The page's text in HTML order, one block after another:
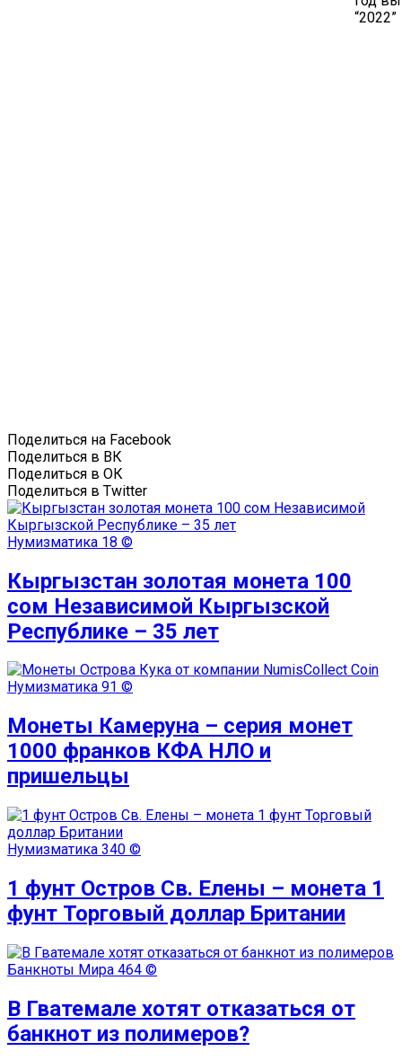
“2022”
Поделиться на Facebook
Поделиться в ВК
Поделиться в ОК
Поделиться в Twitter
Нумизматика 18 ©
Кыргызстан золотая монета 100
сом Независимой Кыргызской
Республике – 35 лет
Нумизматика 91 ©
Монеты Камеруна – серия монет
1000 франков КФА НЛО и
пришельцы
Нумизматика 340 ©
1 фунт Остров Св. Елены – монета 1
фунт Торговый доллар Британии
Банкноты Мира 464 ©
В Гватемале хотят отказаться от
банкнот из полимеров?